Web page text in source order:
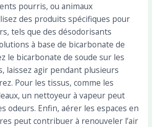
pourris, ou animaux
des produits spécifiques pour
tels que des désodorisants
à base de bicarbonate de
le bicarbonate de soude sur les
laissez agir pendant plusieurs
Pour les tissus, comme les
un nettoyeur à vapeur peut
odeurs. Enfin, aérer les espaces en
peut contribuer à renouveler l’air